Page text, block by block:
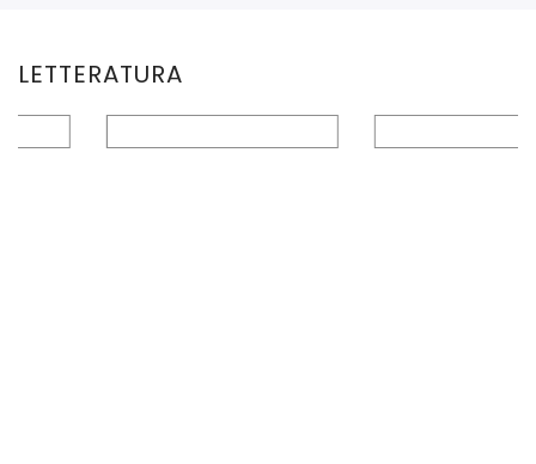
LETTERATURA